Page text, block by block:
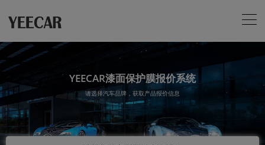
YEECAR漆面保护膜报价系统
请选择汽车品牌，获取产品报价信息